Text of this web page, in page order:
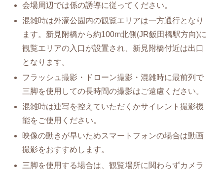
会場周辺では係の誘導に従ってください。
混雑時は外濠公園内の観覧エリアは一方通行となり
ます。新見附橋から約100m北側(JR飯田橋駅方向)に
観覧エリアの入口が設置され、新見附橋付近は出口
となります。
フラッシュ撮影・ドローン撮影・混雑時に最前列で
三脚を使用しての長時間の撮影はご遠慮ください。
混雑時は連写を控えていただくかサイレント撮影機
能をご使用ください。
映像の動きが早いためスマートフォンの場合は動画
撮影をおすすめします。
三脚を使用する場合は、観覧場所に関わらずカメラ